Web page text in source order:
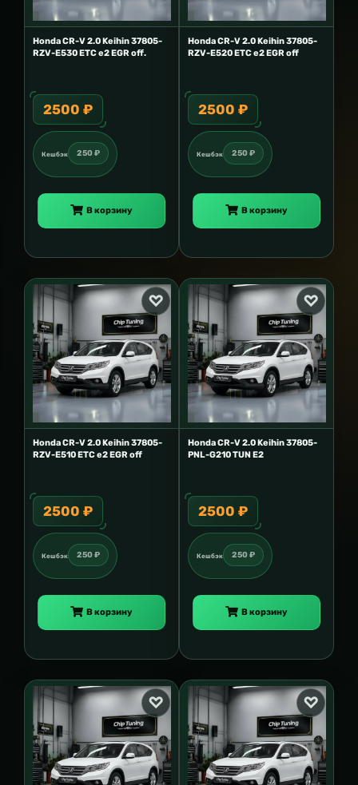
Honda CR-V 2.0 Keihin 37805-
RZV-E530 ETC e2 EGR off.
2500 ₽
Кешбэк 250 ₽
В корзину
Honda CR-V 2.0 Keihin 37805-
RZV-E520 ETC e2 EGR off
2500 ₽
Кешбэк 250 ₽
В корзину
Honda CR-V 2.0 Keihin 37805-
RZV-E510 ETC e2 EGR off
2500 ₽
Кешбэк 250 ₽
В корзину
Honda CR-V 2.0 Keihin 37805-
PNL-G210 TUN E2
2500 ₽
Кешбэк 250 ₽
В корзину